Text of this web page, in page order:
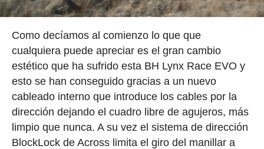
Como decíamos al comienzo lo que que
cualquiera puede apreciar es el gran cambio
estético que ha sufrido esta BH Lynx Race EVO y
esto se han conseguido gracias a un nuevo
cableado interno que introduce los cables por la
dirección dejando el cuadro libre de agujeros, más
limpio que nunca. A su vez el sistema de dirección
BlockLock de Across limita el giro del manillar a